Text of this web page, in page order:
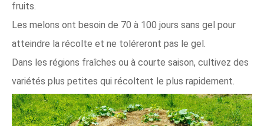
fruits.
Les melons ont besoin de 70 à 100 jours sans gel pour
atteindre la récolte et ne toléreront pas le gel.
Dans les régions fraîches ou à courte saison, cultivez des
variétés plus petites qui récoltent le plus rapidement.